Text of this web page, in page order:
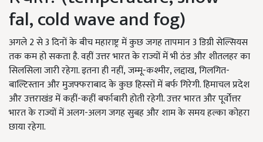
fal,cold waveand fog)
अगले 2 से 3 दिनों के बीच महाराष्ट्र में कुछ जगह तापमान 3 डिग्री सेल्सियस
तक कम हो सकता है. वहीं उत्तर भारत के राज्यों में भी ठंड और शीतलहर का
सिलसिला जारी रहेगा. इतना ही नहीं,जम्मू-कश्मीर, लद्दाख,गिलगित-
बाल्टिस्तान और मुजफ्फराबाद के कुछ हिस्सों में बर्फ गिरेगी. हिमाचल प्रदेश
और उत्तराखंड में कहीं-कहीं बर्फाबारी होती रहेगी. उत्तर भारत और पूर्वोत्तर
भारत के राज्यों में अलग-अलग जगह सुबह और शाम के समय हल्का कोहरा
छाया रहेगा.